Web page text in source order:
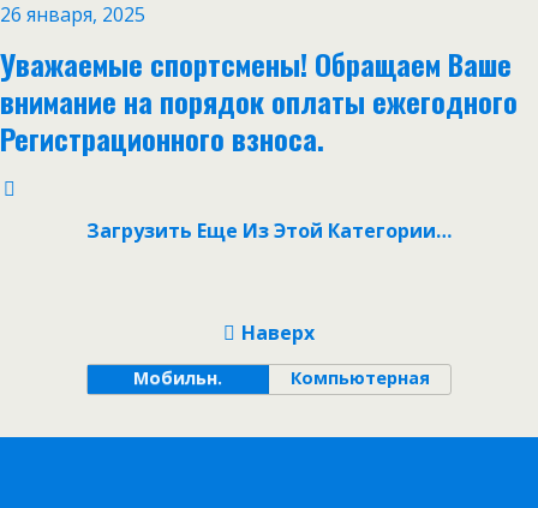
26 января, 2025
Уважаемые спортсмены! Обращаем Ваше
внимание на порядок оплаты ежегодного
Регистрационного взноса.
Загрузить Еще Из Этой Категории…
Наверх
Мобильн. Компьютерная